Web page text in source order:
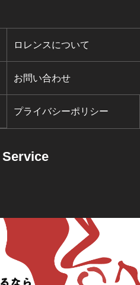
ロレンスについて
お問い合わせ
プライバシーポリシー